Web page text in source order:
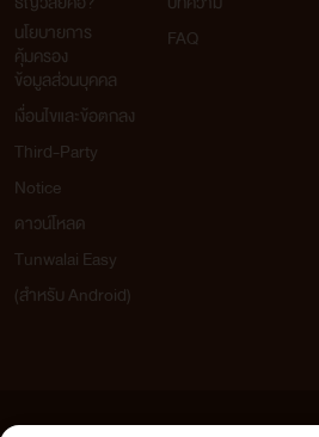
นโยบายการ
คุ้มครอง
ข้อมูลส่วนบุคคล
เงื่อนไขและข้อตกลง
Third-Party
Notice
ดาวน์โหลด
Tunwalai Easy
(สำหรับ Android)
FAQ